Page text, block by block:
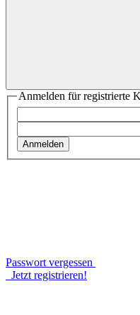
Anmelden für registrierte
Anmelden
Passwort vergessen
Jetzt registrieren!